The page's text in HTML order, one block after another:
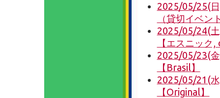
2025/05/25(
（貸切イベン
2025/05/24(
【エスニック
2025/05/23(
【Brasil】
2025/05/21(
【Original】